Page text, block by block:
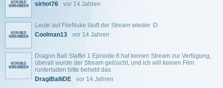
sirhot76
vor 14 Jahren
Leute auf FileNuke läuft der Stream wieder :D
Coolman13
vor 14 Jahren
Dragon Ball Staffel 1 Episode 8 hat keinen Stream zur Verfügung,
überall wurde der Stream gelöscht, und ich will keinen Film
runterladen bitte behebt das
DragiBalliDE
vor 14 Jahren